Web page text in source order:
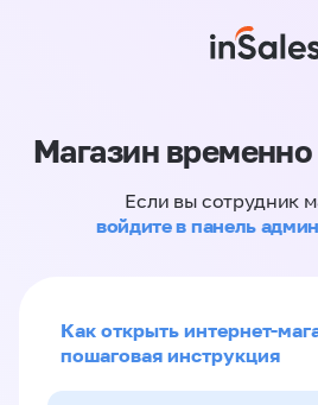
Магазин временно
Если вы сотрудник
войдите в панель
Как открыть интернет-
пошаговая инструкция